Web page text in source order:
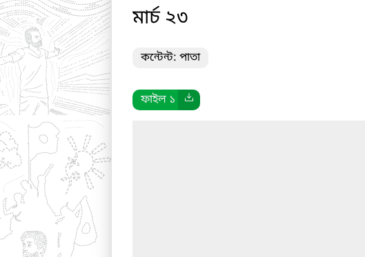
মার্চ ২৩
কন্টেন্ট: পাতা
ফাইল ১